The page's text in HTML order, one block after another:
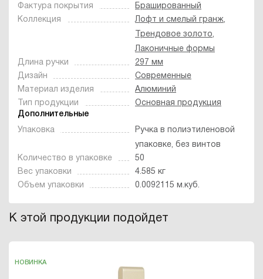
Фактура покрытия
Брашированный
Коллекция
Лофт и смелый гранж,
Трендовое золото,
Лаконичные формы
Длина ручки
297 мм
Дизайн
Современные
Материал изделия
Алюминий
Тип продукции
Основная продукция
Дополнительные
Упаковка
Ручка в полиэтиленовой
упаковке, без винтов
Количество в упаковке
50
Вес упаковки
4.585 кг
Объем упаковки
0.0092115 м.куб.
К этой продукции подойдет
НОВИНКА